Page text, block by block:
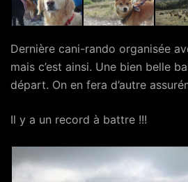
Dernière cani-rando organisée
mais c’est ainsi. Une bien belle
départ. On en fera d’autre
Il y a un record à battre !!!